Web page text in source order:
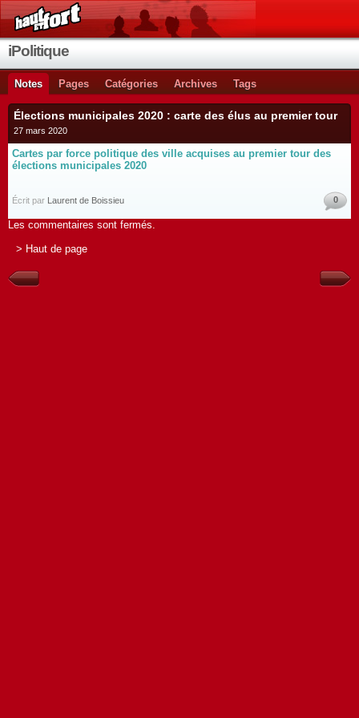
iPolitique
Notes Pages Catégories Archives Tags
Élections municipales 2020 : carte des élus au premier tour
27 mars 2020
Cartes par force politique des ville acquises au premier tour des
élections municipales 2020
Écrit par Laurent de Boissieu 0
Les commentaires sont fermés.
> Haut de page